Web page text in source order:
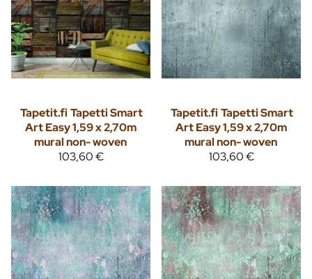
Tapetit.fiTapetti Smart
Art Easy 1,59 x 2,70m
mural non- woven
103,60 €
Tapetit.fiTapetti Smart
Art Easy 1,59 x 2,70m
mural non- woven
103,60 €